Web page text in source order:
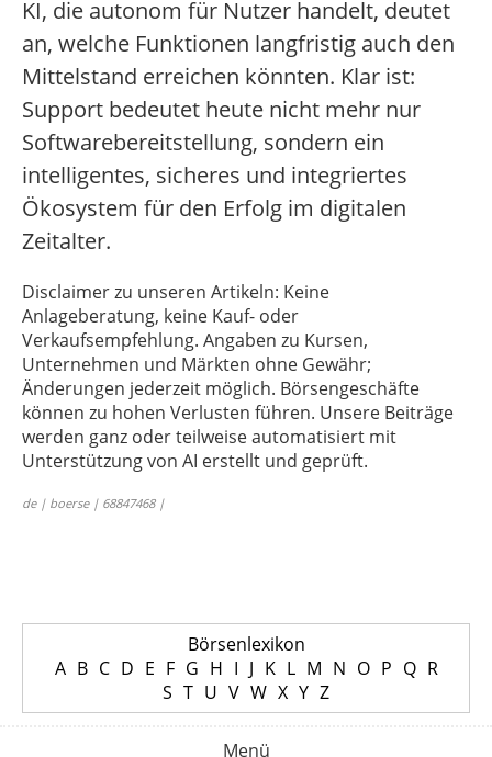
KI, die autonom für Nutzer handelt, deutet
an, welche Funktionen langfristig auch den
Mittelstand erreichen könnten. Klar ist:
Support bedeutet heute nicht mehr nur
Softwarebereitstellung, sondern ein
intelligentes, sicheres und integriertes
Ökosystem für den Erfolg im digitalen
Zeitalter.
Disclaimer zu unseren Artikeln: Keine
Anlageberatung, keine Kauf- oder
Verkaufsempfehlung. Angaben zu Kursen,
Unternehmen und Märkten ohne Gewähr;
Änderungen jederzeit möglich. Börsengeschäfte
können zu hohen Verlusten führen. Unsere Beiträge
werden ganz oder teilweise automatisiert mit
Unterstützung von AI erstellt und geprüft.
de | boerse | 68847468 |
Börsenlexikon
A B C D E F G H I J K L M N O P Q R
S T U V W X Y Z
Menü